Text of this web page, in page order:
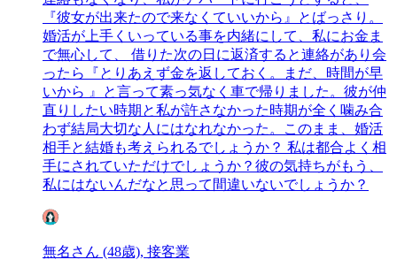
『彼女が出来たので来なくていいから』とばっさり。
婚活が上手くいっている事を内緒にして、私にお金ま
で無心して、 借りた次の日に返済すると連絡があり会
ったら『とりあえず金を返しておく。まだ、時間が早
いから 』と言って素っ気なく車で帰りました。彼が仲
直りしたい時期と私が許さなかった時期が全く噛み合
わず結局大切な人にはなれなかった。このまま、婚活
相手と結婚も考えられるでしょうか？ 私は都合よく相
手にされていただけでしょうか？彼の気持ちがもう、
私にはないんだなと思って間違いないでしょうか？
無名さん (48歳), 接客業